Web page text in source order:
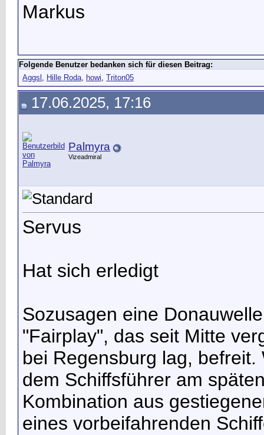
Markus
Folgende Benutzer bedanken sich für diesen Beitrag:
Aggsl , Hille Roda, howi, Triton05
17.06.2025, 17:16
Palmyra
Vizeadmiral
Servus
Hat sich erledigt
Sozusagen eine
"Fairplay", das seit Mitte
bei Regensburg lag,
dem Schiffsführer am
Kombination aus
eines vorbeifahrenden